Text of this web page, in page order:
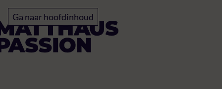
Ga naar hoofdinhoud